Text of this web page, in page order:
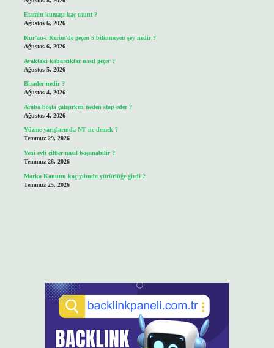
Etamin kumaşı kaç count ?
Ağustos 6, 2026
Kur’an-ı Kerim’de geçen 5 bilinmeyen şey nedir ?
Ağustos 6, 2026
Ayaktaki kabarcıklar nasıl geçer ?
Ağustos 5, 2026
Birader nedir ?
Ağustos 4, 2026
Araba boşta çalışırken neden stop eder ?
Ağustos 4, 2026
Yüzme yarışlarında NT ne demek ?
Temmuz 29, 2026
Yeni evli çiftler nasıl boşanabilir ?
Temmuz 26, 2026
Marka Kanunu kaç yılında yürürlüğe girdi ?
Temmuz 25, 2026